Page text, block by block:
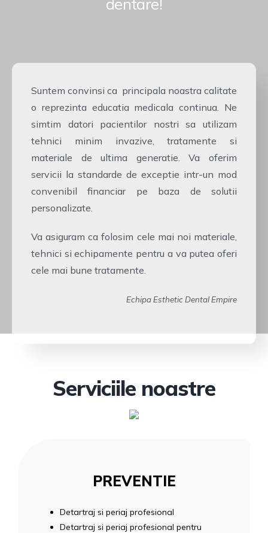
dentare!
Suntem convinsi ca principala noastra calitate
o reprezinta educatia medicala continua. Ne
simtim datori pacientilor nostri sa utilizam
tehnici minim invazive, tratamente si
materiale de ultima generatie. Va oferim
servicii la standarde de exceptie intr-un mod
convenibil financiar pe baza de solutii
personalizate.
Va asiguram ca folosim cele mai noi materiale,
tehnici si echipamente pentru a va putea oferi
cele mai bune tratamente.
Echipa Esthetic Dental Empire
Serviciile noastre
PREVENTIE
Detartraj si periaj profesional
Detartraj si periaj profesional pentru